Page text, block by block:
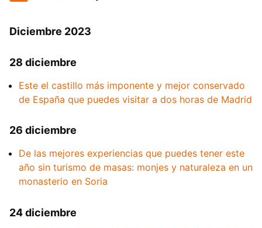
Diciembre 2023
28 diciembre
Este el castillo más imponente y mejor conservado
de España que puedes visitar a dos horas de Madrid
26 diciembre
De las mejores experiencias que puedes tener este
año sin turismo de masas: monjes y naturaleza en un
monasterio en Soria
24 diciembre